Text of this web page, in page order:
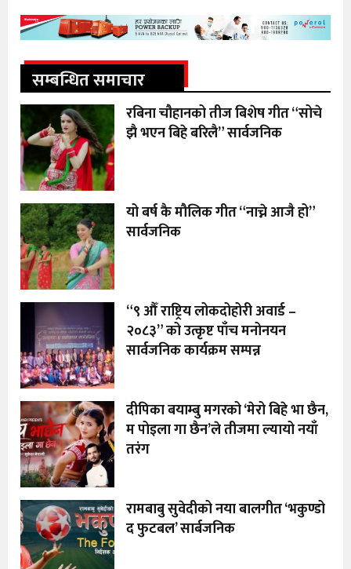
सम्बन्धित समाचार
रबिना चौहानको तीज बिशेष गीत “सोचे
झै भएन बिहे बरिलै” सार्वजनिक
यो बर्ष कै मौलिक गीत “नाच्ने आजै हो”
सार्वजनिक
“९ औँ राष्ट्रिय लोकदोहोरी अवार्ड –
२०८३” को उत्कृष्ट पाँच मनोनयन
सार्वजनिक कार्यक्रम सम्पन्न
दीपिका बयाम्बु मगरको ‘मेरो बिहे भा छैन,
म पोइला गा छैन’ले तीजमा ल्यायो नयाँ
तरंग
रामबाबु सुवेदीको नया बालगीत ‘भकुण्डो
द फुटबल’ सार्बजनिक